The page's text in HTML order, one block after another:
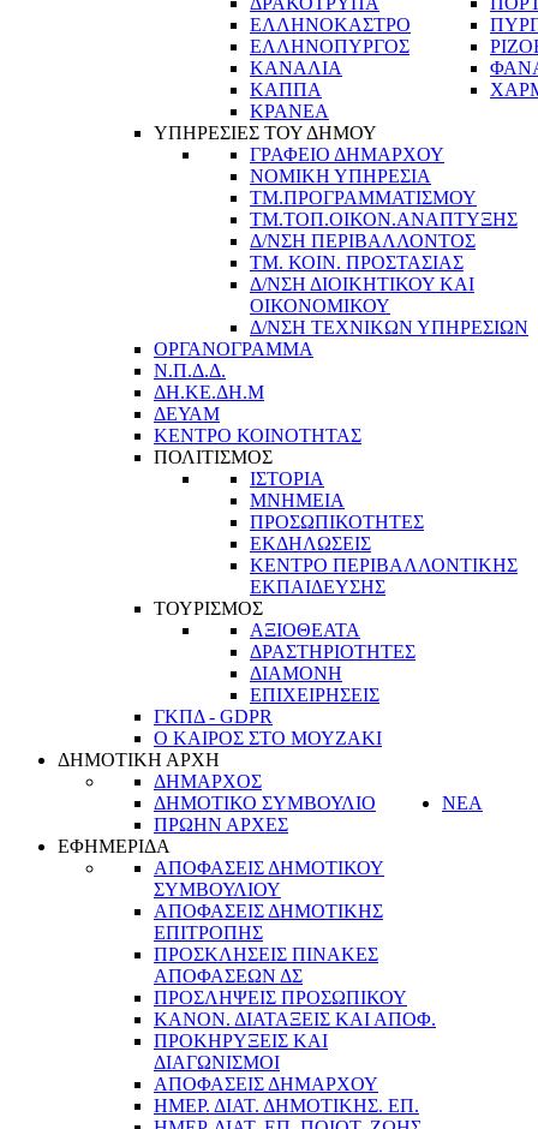
ΕΛΛΗΝΟΚΑΣΤΡΟ
ΕΛΛΗΝΟΠΥΡΓΟΣ
ΚΑΝΑΛΙΑ
ΚΑΠΠΑ
ΚΡΑΝΕΑ
ΥΠΗΡΕΣΙΕΣ ΤΟΥ ΔΗΜΟΥ
ΓΡΑΦΕΙΟ ΔΗΜΑΡΧΟΥ
ΝΟΜΙΚΗ ΥΠΗΡΕΣΙΑ
ΤΜ.ΠΡΟΓΡΑΜΜΑΤΙΣΜΟΥ
ΤΜ.ΤΟΠ.ΟΙΚΟΝ.ΑΝΑΠΤΥΞΗΣ
Δ/ΝΣΗ ΠΕΡΙΒΑΛΛΟΝΤΟΣ
ΤΜ. ΚΟΙΝ. ΠΡΟΣΤΑΣΙΑΣ
Δ/ΝΣΗ ΔΙΟΙΚΗΤΙΚΟΥ ΚΑΙ
ΟΙΚΟΝΟΜΙΚΟΥ
Δ/ΝΣΗ ΤΕΧΝΙΚΩΝ ΥΠΗΡΕΣΙΩΝ
ΟΡΓΑΝΟΓΡΑΜΜΑ
Ν.Π.Δ.Δ.
ΔΗ.ΚΕ.ΔΗ.Μ
ΔΕΥΑΜ
ΚΕΝΤΡΟ ΚΟΙΝΟΤΗΤΑΣ
ΠΟΛΙΤΙΣΜΟΣ
ΙΣΤΟΡΙΑ
ΜΝΗΜΕΙΑ
ΠΡΟΣΩΠΙΚΟΤΗΤΕΣ
ΕΚΔΗΛΩΣΕΙΣ
ΚΕΝΤΡΟ ΠΕΡΙΒΑΛΛΟΝΤΙΚΗΣ
ΕΚΠΑΙΔΕΥΣΗΣ
ΤΟΥΡΙΣΜΟΣ
ΑΞΙΟΘΕΑΤΑ
ΔΡΑΣΤΗΡΙΟΤΗΤΕΣ
ΔΙΑΜΟΝΗ
ΕΠΙΧΕΙΡΗΣΕΙΣ
ΓΚΠΔ - GDPR
Ο ΚΑΙΡΟΣ ΣΤΟ ΜΟΥΖΑΚΙ
ΔΗΜΟΤΙΚΗ ΑΡΧΗ
ΔΗΜΑΡΧΟΣ
ΔΗΜΟΤΙΚΟ ΣΥΜΒΟΥΛΙΟ
ΠΡΩΗΝ ΑΡΧΕΣ
ΝΕΑ
ΕΦΗΜΕΡΙΔΑ
ΑΠΟΦΑΣΕΙΣ ΔΗΜΟΤΙΚΟΥ
ΣΥΜΒΟΥΛΙΟΥ
ΑΠΟΦΑΣΕΙΣ ΔΗΜΟΤΙΚΗΣ
ΕΠΙΤΡΟΠΗΣ
ΠΡΟΣΚΛΗΣΕΙΣ ΠΙΝΑΚΕΣ
ΑΠΟΦΑΣΕΩΝ ΔΣ
ΠΡΟΣΛΗΨΕΙΣ ΠΡΟΣΩΠΙΚΟΥ
ΚΑΝΟΝ. ΔΙΑΤΑΞΕΙΣ ΚΑΙ ΑΠΟΦ.
ΠΡΟΚΗΡΥΞΕΙΣ ΚΑΙ
ΔΙΑΓΩΝΙΣΜΟΙ
ΑΠΟΦΑΣΕΙΣ ΔΗΜΑΡΧΟΥ
ΗΜΕΡ. ΔΙΑΤ. ΔΗΜΟΤΙΚΗΣ. ΕΠ.